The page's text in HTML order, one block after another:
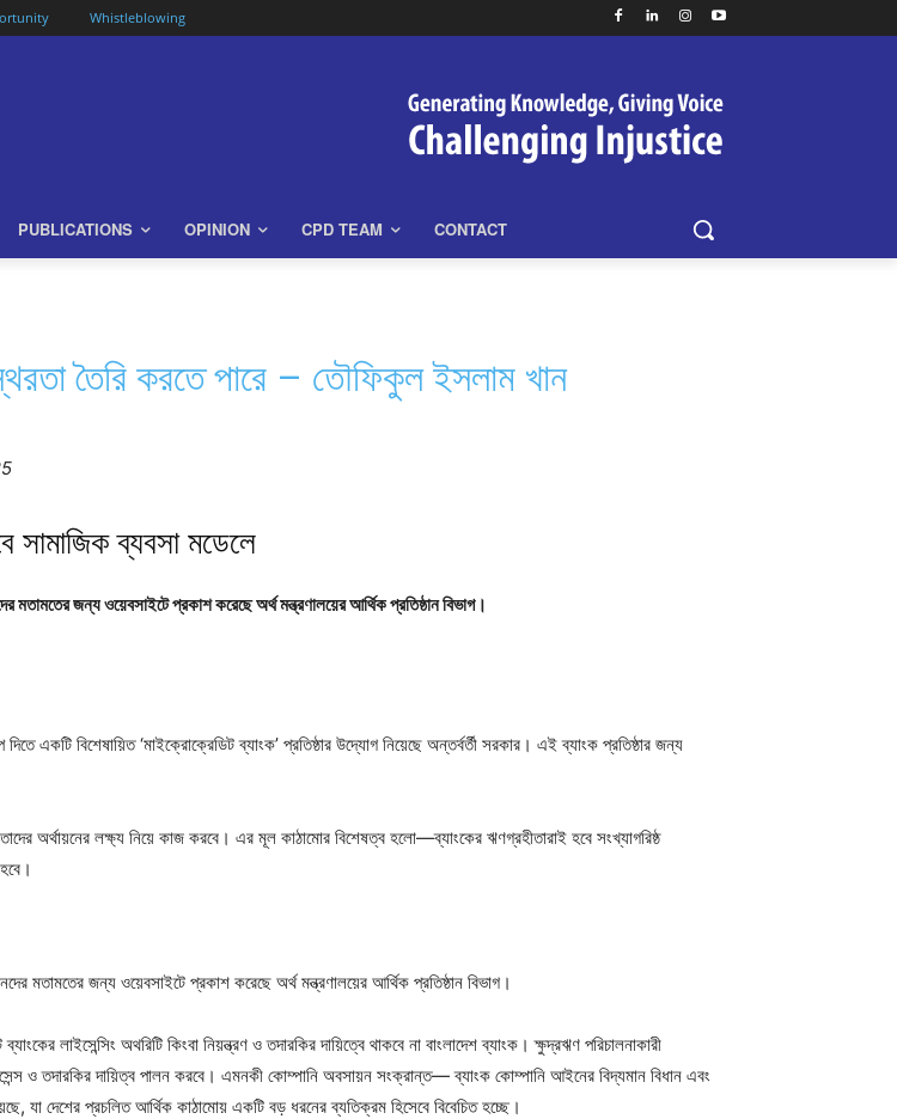
Whistleblowing
PUBLICATIONS OPINION CPD TEAM CONTACT
তৈরি করতে পারে – তৌফিকুল ইসলাম খান
সামাজিক ব্যবসা মডেলে
জন্য ওয়েবসাইটে প্রকাশ করেছে অর্থ মন্ত্রণালয়ের আর্থিক প্রতিষ্ঠান বিভাগ।
একটি বিশেষায়িত ‘মাইক্রোক্রেডিট ব্যাংক’ প্রতিষ্ঠার উদ্যোগ নিয়েছে অন্তর্বর্তী সরকার। এই ব্যাংক প্রতিষ্ঠার জন্য
অর্থায়নের লক্ষ্য নিয়ে কাজ করবে। এর মূল কাঠামোর বিশেষত্ব হলো—ব্যাংকের ঋণগ্রহীতারাই হবে সংখ্যাগরিষ্ঠ
মতামতের জন্য ওয়েবসাইটে প্রকাশ করেছে অর্থ মন্ত্রণালয়ের আর্থিক প্রতিষ্ঠান বিভাগ।
লাইসেন্সিং অথরিটি কিংবা নিয়ন্ত্রণ ও তদারকির দায়িত্বে থাকবে না বাংলাদেশ ব্যাংক। ক্ষুদ্রঋণ পরিচালনাকারী
ও তদারকির দায়িত্ব পালন করবে। এমনকী কোম্পানি অবসায়ন সংক্রান্ত— ব্যাংক কোম্পানি আইনের বিদ্যমান বিধান এবং
যা দেশের প্রচলিত আর্থিক কাঠামোয় একটি বড় ধরনের ব্যতিক্রম হিসেবে বিবেচিত হচ্ছে।